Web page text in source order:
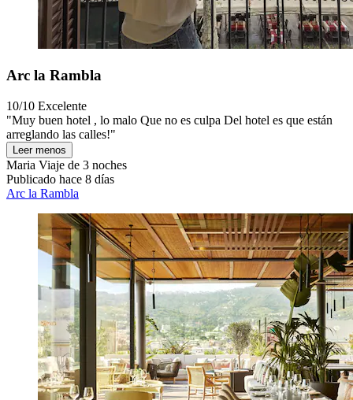
Arc la Rambla
10/10 Excelente
"Muy buen hotel , lo malo Que no es culpa Del hotel es que están
arreglando las calles!"
Leer menos
Maria Viaje de 3 noches
Publicado hace 8 días
Arc la Rambla